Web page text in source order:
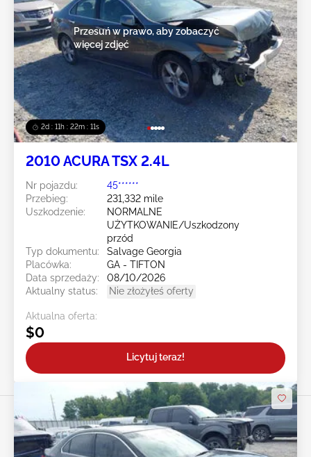
2d : 11h : 22m : 08s
Przesuń w prawo, aby zobaczyć
więcej zdjęć
2010 ACURA TSX 2.4L
Nr pojazdu:
45******
Przebieg:
231,332 mile
Uszkodzenie:
NORMALNE
UŻYTKOWANIE/Uszkodzony
przód
Typ dokumentu:
Salvage Georgia
Placówka:
GA - TIFTON
Data sprzedaży:
08/10/2026
Aktualny status:
Nie złożyłeś oferty
Aktualna oferta:
$0
Licytuj teraz!